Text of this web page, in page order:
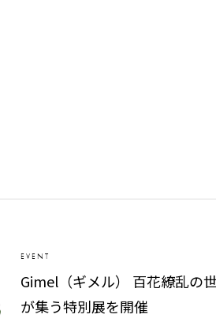
EVENT
Gimel（ギメル） 百花繚乱の
が集う特別展を開催